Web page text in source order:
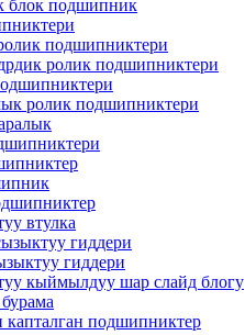
блок подшипник
подшипниктери
ролик подшипниктери
ролик подшипниктери
втулка
гиддери
гиддери
кыймылдуу шар слайд блогу
капталган подшипниктер